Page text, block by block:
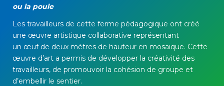
ou la poule
Les travailleurs de cette ferme pédagogique ont créé
une œuvre artistique collaborative représentant
un œuf de deux mètres de hauteur en mosaïque. Cette
œuvre d’art a permis de développer la créativité des
travailleurs, de promouvoir la cohésion de groupe et
d’embellir le sentier.